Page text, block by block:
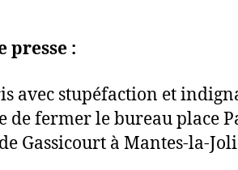
presse :
avec stupéfaction et
de fermer le bureau place
Gassicourt à Mantes-la-